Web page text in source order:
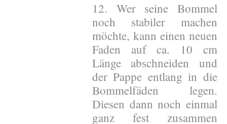
12. Wer seine Bommel
noch stabiler machen
möchte, kann einen neuen
Faden auf ca. 10 cm
Länge abschneiden und
der Pappe entlang in die
Bommelfäden legen.
Diesen dann noch einmal
ganz fest zusammen